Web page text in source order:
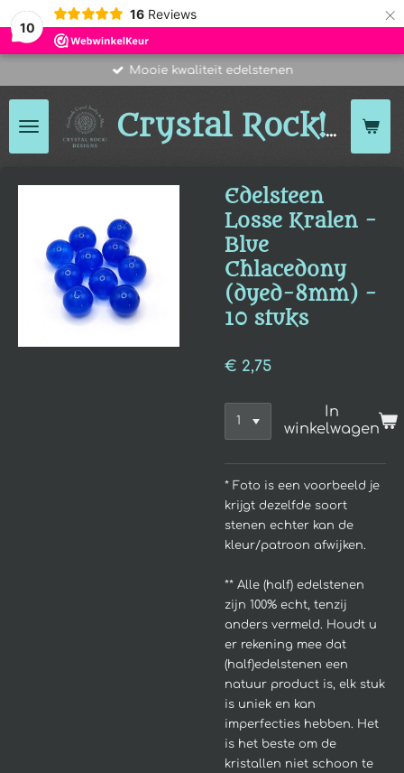
10
16 Reviews ×
Crystal Rock!
Mooie kwaliteit edelstenen
Edelsteen
Losse Kralen -
Blue
Chlacedony
(dyed-8mm) -
10 stuks
€ 2,75
In
winkelwagen
* Foto is een voorbeeld je
krijgt dezelfde soort
stenen echter kan de
kleur/patroon afwijken.
** Alle (half) edelstenen
zijn 100% echt, tenzij
anders vermeld. Houdt u
er rekening mee dat
(half)edelstenen een
natuur product is, elk stuk
is uniek en kan
imperfecties hebben. Het
is het beste om de
kristallen niet schoon te